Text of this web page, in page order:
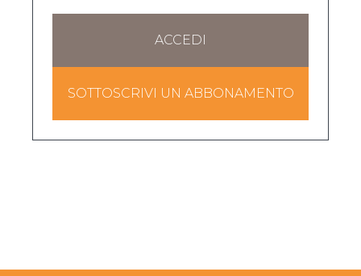
ACCEDI
SOTTOSCRIVI UN ABBONAMENTO